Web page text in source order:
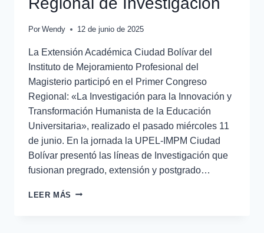
Por Wendy 12 de junio de 2025
La Extensión Académica Ciudad Bolívar del
Instituto de Mejoramiento Profesional del
Magisterio participó en el Primer Congreso
Regional: «La Investigación para la Innovación y
Transformación Humanista de la Educación
Universitaria», realizado el pasado miércoles 11
de junio. En la jornada la UPEL-IMPM Ciudad
Bolívar presentó las líneas de Investigación que
fusionan pregrado, extensión y postgrado…
LEER MÁS